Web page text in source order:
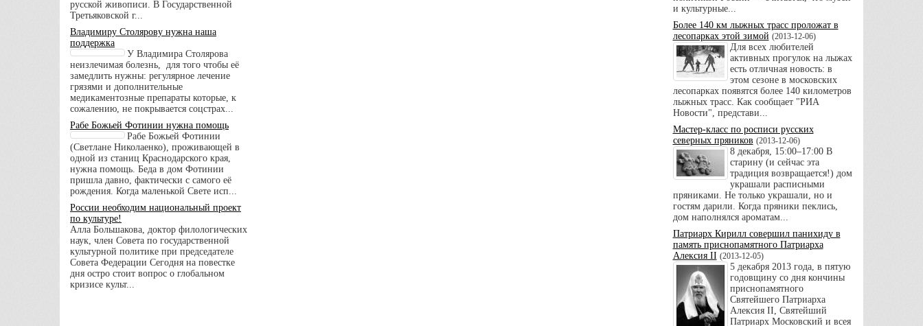
русской живописи. В Государственной
Третьяковской г...
Владимиру Столярову нужна наша
поддержка
У Владимира Столярова
неизлечимая болезнь, для того чтобы её
замедлить нужны: регулярное лечение
грязями и дополнительные
медикаментозные препараты которые, к
сожалению, не покрывается соцстрах...
Рабе Божьей Фотинии нужна помощь
Рабе Божьей Фотинии
(Светлане Николаенко), проживающей в
одной из станиц Краснодарского края,
нужна помощь. Беда в дом Фотинии
пришла давно, фактически с самого её
рождения. Когда маленькой Свете исп...
России необходим национальный проект
по культуре!
Алла Большакова, доктор филологических
наук, член Совета по государственной
культурной политике при председателе
Совета Федерации Сегодня на повестке
дня остро стоит вопрос о глобальном
кризисе культ...
и культурные...
Более 140 км лыжных трасс проложат в
лесопарках этой зимой (2013-12-06)
Для всех любителей
активных прогулок на лыжах
есть отличная новость: в
этом сезоне в московских
лесопарках появятся более 140 километров
лыжных трасс. Как сообщает "РИА
Новости", представи...
Мастер-класс по росписи русских
северных пряников (2013-12-06)
8 декабря, 15:00–17:00 В
старину (и сейчас эта
традиция возвращается!) дом
украшали расписными
пряниками. Не только украшали, но и
гостям дарили. Когда пряники пеклись,
дом наполнялся ароматам...
Патриарх Кирилл совершил панихиду в
память приснопамятного Патриарха
Алексия II (2013-12-05)
5 декабря 2013 года, в пятую
годовщину со дня кончины
приснопамятного
Святейшего Патриарха
Алексия II, Святейший
Патриарх Московский и всея